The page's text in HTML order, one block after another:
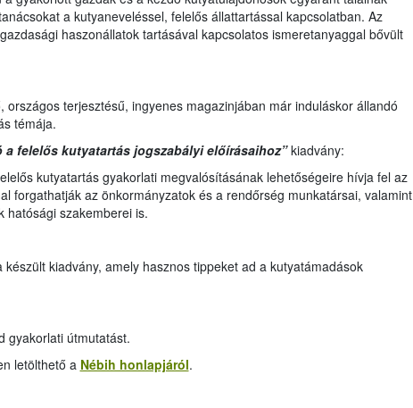
a kutyaneveléssel, felelős állattartással kapcsolatban. Az
haszonállatok tartásával kapcsolatos ismeretanyaggal bővült
országos terjesztésű, ingyenes magazinjában már induláskor állandó
témája.
felelős kutyatartás jogszabályi előírásaihoz”kiadvány:
kutyatartás gyakorlati megvalósításának lehetőségeire hívja fel az
forgathatják az önkormányzatok és a rendőrség munkatársai, valamint
hatósági szakemberei is.
kiadvány, amely hasznos tippeket ad a kutyatámadások
gyakorlati útmutatást.
letölthető a Nébih honlapjáról.